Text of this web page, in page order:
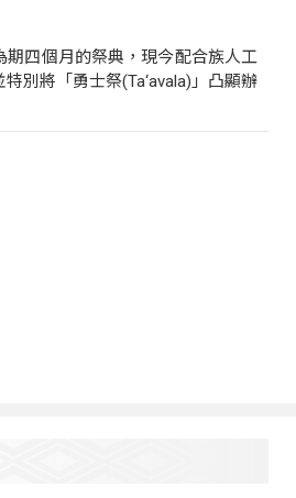
期四個月的祭典，現今配合族人工
別將「勇士祭(Ta‘avala)」凸顯辦